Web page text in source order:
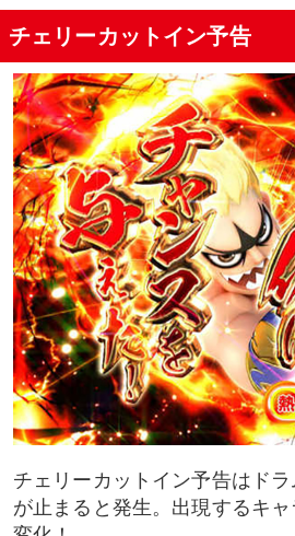
チェリーカットイン予告
チェリーカットイン予告はド
が止まると発生。出現するキ